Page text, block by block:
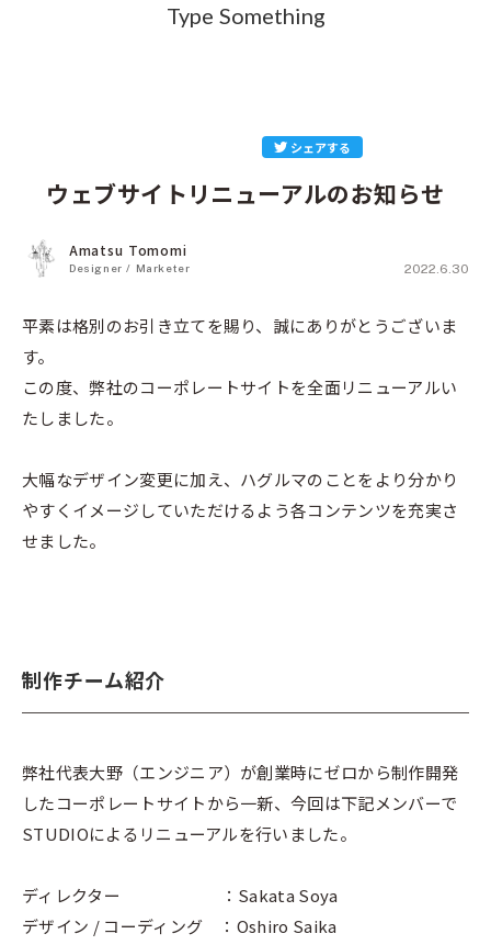
Type Something
シェアする
ウェブサイトリニューアルのお知らせ
Amatsu Tomomi
Designer / Marketer 2022.6.30
平素は格別のお引き立てを賜り、誠にありがとうございま
す。
この度、弊社のコーポレートサイトを全面リニューアルい
たしました。
大幅なデザイン変更に加え、ハグルマのことをより分かり
やすくイメージしていただけるよう各コンテンツを充実さ
せました。
制作チーム紹介
弊社代表大野（エンジニア）が創業時にゼロから制作開発
したコーポレートサイトから一新、今回は下記メンバーで
STUDIOによるリニューアルを行いました。
ディレクター ：Sakata Soya
デザイン / コーディング ：Oshiro Saika